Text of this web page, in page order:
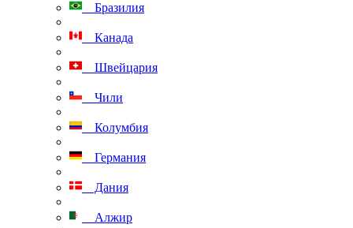
Бразилия
Канада
Швейцария
Чили
Колумбия
Германия
Дания
Алжир